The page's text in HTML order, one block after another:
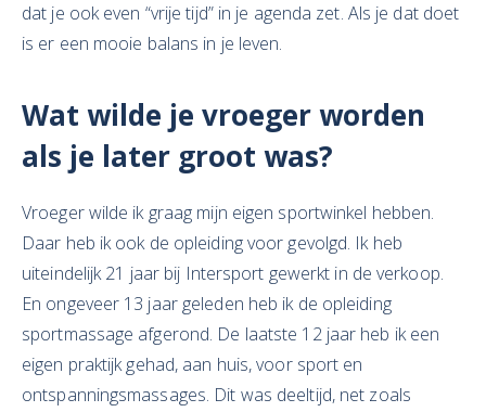
dat je ook even “vrije tijd” in je agenda zet. Als je dat doet
is er een mooie balans in je leven.
Wat wilde je vroeger worden
als je later groot was?
Vroeger wilde ik graag mijn eigen sportwinkel hebben.
Daar heb ik ook de opleiding voor gevolgd. Ik heb
uiteindelijk 21 jaar bij Intersport gewerkt in de verkoop.
En ongeveer 13 jaar geleden heb ik de opleiding
sportmassage afgerond. De laatste 12 jaar heb ik een
eigen praktijk gehad, aan huis, voor sport en
ontspanningsmassages. Dit was deeltijd, net zoals